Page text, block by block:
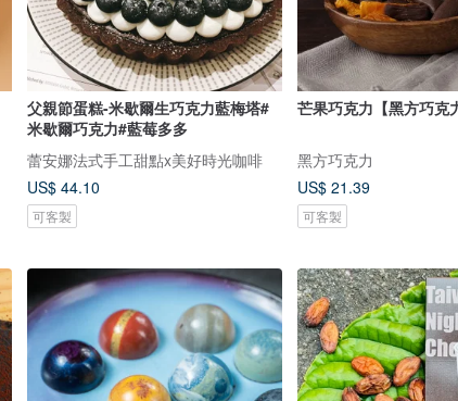
父親節蛋糕-米歇爾生巧克力藍梅塔#
米歇爾巧克力#藍莓多多
蕾安娜法式手工甜點x美好時光咖啡
US$ 44.10
可客製
芒果巧克力【黑方巧克
黑方巧克力
US$ 21.39
可客製